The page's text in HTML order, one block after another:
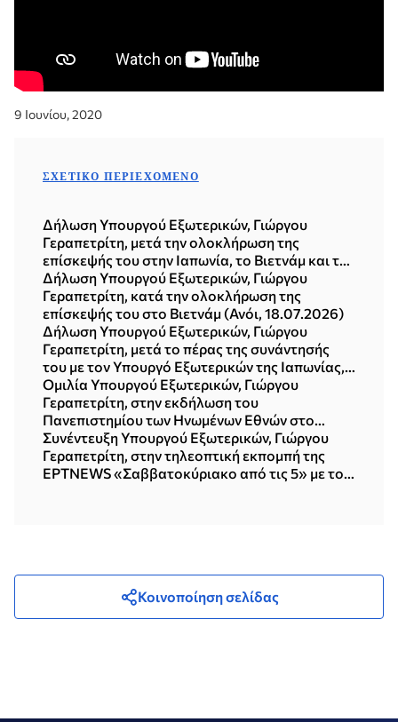
9 Ιουνίου, 2020
ΣΧΕΤΙΚΌ ΠΕΡΙΕΧΌΜΕΝΟ
Δήλωση Υπουργού Εξωτερικών, Γιώργου
Γεραπετρίτη, μετά την ολοκλήρωση της
επίσκεψής του στην Ιαπωνία, το Βιετνάμ και τη
Δημοκρατία της Κορέας (Σεούλ, 21.07.2026)
Δήλωση Υπουργού Εξωτερικών, Γιώργου
Γεραπετρίτη, κατά την ολοκλήρωση της
επίσκεψής του στο Βιετνάμ (Ανόι, 18.07.2026)
Δήλωση Υπουργού Εξωτερικών, Γιώργου
Γεραπετρίτη, μετά το πέρας της συνάντησής
του με τον Υπουργό Εξωτερικών της Ιαπωνίας,
Toshimitsu Motegi (Τόκυο, 16.07.2026)
Ομιλία Υπουργού Εξωτερικών, Γιώργου
Γεραπετρίτη, στην εκδήλωση του
Πανεπιστημίου των Ηνωμένων Εθνών στο
Τόκυο, με θέμα «Η νέα πολυπολική διεθνής
τάξη πραγμάτων» (15.07.2026)
Συνέντευξη Υπουργού Εξωτερικών, Γιώργου
Γεραπετρίτη, στην τηλεοπτική εκπομπή της
ΕΡΤNEWS «Σαββατοκύριακο από τις 5» με τον
Κοινοποίηση σελίδας